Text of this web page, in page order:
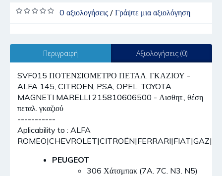
0 αξιολογήσεις/ Γράψτε μια αξιολόγηση
Περιγραφή Αξιολογήσεις (0)
SVF015 ΠΟΤΕΝΣΙΟΜΕΤΡΟ ΠΕΤΑΛ. ΓΚΑΖΙΟΥ -
ALFA 145, CITROEN, PSA, OPEL, TOYOTA
MAGNETI MARELLI 215810606500 - Αισθητ., θέση
πεταλ. γκαζιού
-----------
Aplicability to : ALFA
PEUGEOT
306 Χάτσμπακ (7A. 7C. N3. N5)